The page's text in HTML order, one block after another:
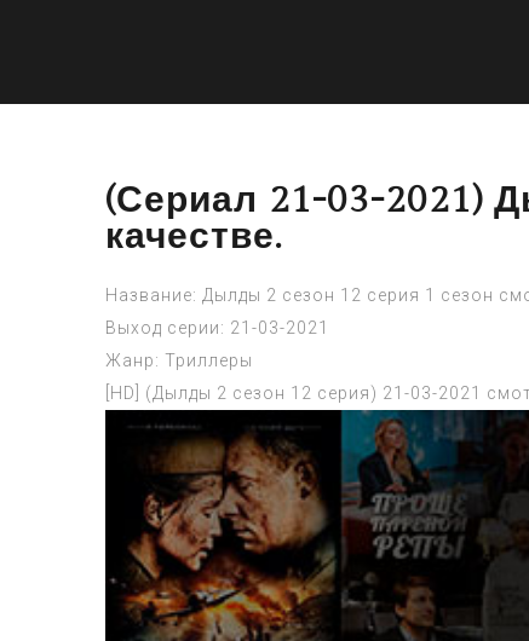
(Сериал 21-03-2021)
качестве.
Название: Дылды 2 сезон 12 серия 1 сезон
Выход серии: 21-03-2021
Жанр: Триллеры
[HD] (Дылды 2 сезон 12 серия) 21-03-2021